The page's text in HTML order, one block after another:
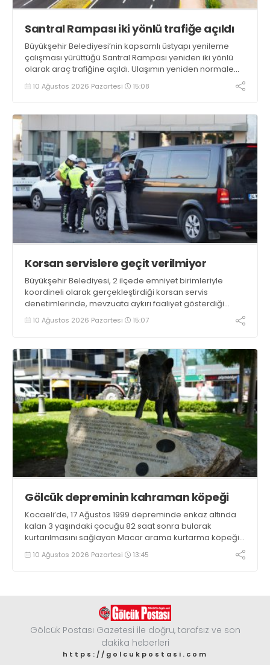
Santral Rampası iki yönlü trafiğe açıldı
Büyükşehir Belediyesi’nin kapsamlı üstyapı yenileme
çalışması yürüttüğü Santral Rampası yeniden iki yönlü
olarak araç trafiğine açıldı. Ulaşımın yeniden normale
döndüğü bölgede son imalatlar da tamamlanıyor
10 Ağustos 2026 Pazartesi 15:08
Korsan servislere geçit verilmiyor
Büyükşehir Belediyesi, 2 ilçede emniyet birimleriyle
koordineli olarak gerçekleştirdiği korsan servis
denetimlerinde, mevzuata aykırı faaliyet gösterdiği
tespit edilen 12 araca idari yaptırım uyguladı. Denetimler
kapsamında 1 araç ise trafikten men edildi
10 Ağustos 2026 Pazartesi 15:07
Gölcük depreminin kahraman köpeği
Kocaeli’de, 17 Ağustos 1999 depreminde enkaz altında
kalan 3 yaşındaki çocuğu 82 saat sonra bularak
kurtarılmasını sağlayan Macar arama kurtarma köpeği
Mancs’ın İzmit’teki anıtı, Türk-Macar dostluğunun
nişanesi olarak varlığını sürdürüyor
10 Ağustos 2026 Pazartesi 13:45
Gölcük Postası Gazetesi ile doğru, tarafsız ve son
dakika heberleri
https://golcukpostasi.com